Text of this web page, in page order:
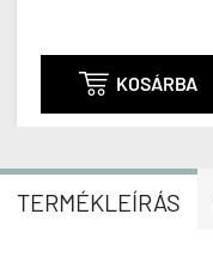
KOSÁRBA
TERMÉKLEÍRÁS